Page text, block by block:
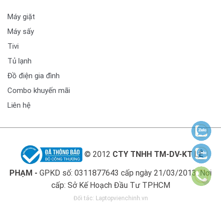
Hãng sản xuất
Việt Nam
Bảo hành
24 Tháng, Nếu dùng cho hoạt động kinh doanh (nhà
máy, khách sạn, giặt ủi…) thì không được bảo hành
Máy giặt
Máy sấy
Tivi
Tủ lạnh
Đồ điện gia đình
Combo khuyến mãi
Liên hệ
© 2012 CTY TNHH TM-DV-KT LÊ
PHẠM - GPKD số: 0311877643 cấp ngày 21/03/2013. Nơi
cấp: Sở Kế Hoạch Đầu Tư TPHCM
Đối tác: Laptopvienchinh.vn